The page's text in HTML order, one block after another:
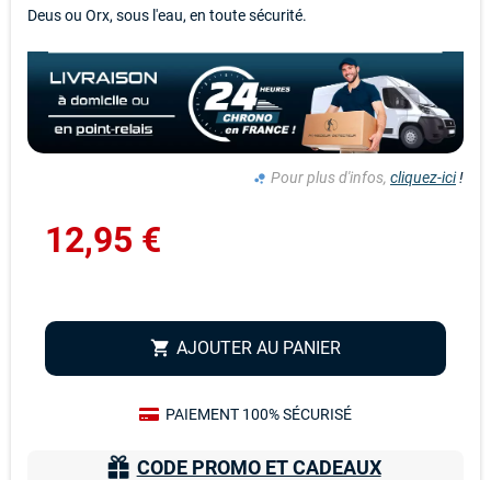
Deus ou Orx, sous l'eau, en toute sécurité.
bubble_chart Pour plus d'infos, cliquez-ici!
12,95 €
shopping_cart AJOUTER AU PANIER
PAIEMENT 100% SÉCURISÉ
CODE PROMO ET CADEAUX